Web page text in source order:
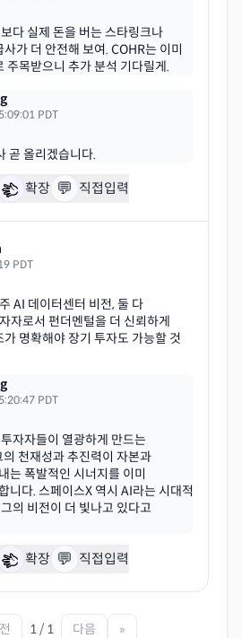
다 실제 돈을 버는 스타링크나
가 더 안전해 보여. COHR는 이미
PDT
확장 💬 직접입력
PDT
AI 데이터센터 비전, 둘 다
자로서 펀더멘털을 더 신뢰하게
명확해야 장기 투자도 가능할 것
PDT
자자들이 열광하게 만드는
천재성과 추진력이 자본과
는 폭발적인 시너지를 이미
니다. 스페이스X 역시 AI라는 시대적
의 비전이 더 빛나고 있다고
확장 💬 직접입력
1 / 1 다음 »